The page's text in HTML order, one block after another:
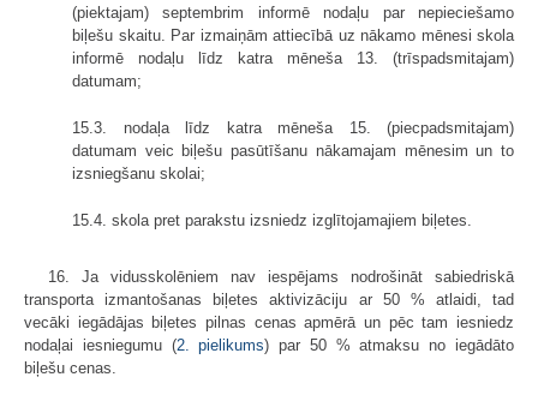
(piektajam) septembrim informē nodaļu par nepieciešamo
biļešu skaitu. Par izmaiņām attiecībā uz nākamo mēnesi skola
informē nodaļu līdz katra mēneša 13. (trīspadsmitajam)
datumam;
15.3. nodaļa līdz katra mēneša 15. (piecpadsmitajam)
datumam veic biļešu pasūtīšanu nākamajam mēnesim un to
izsniegšanu skolai;
15.4. skola pret parakstu izsniedz izglītojamajiem biļetes.
16. Ja vidusskolēniem nav iespējams nodrošināt sabiedriskā
transporta izmantošanas biļetes aktivizāciju ar 50 % atlaidi, tad
vecāki iegādājas biļetes pilnas cenas apmērā un pēc tam iesniedz
nodaļai iesniegumu (2. pielikums) par 50 % atmaksu no iegādāto
biļešu cenas.